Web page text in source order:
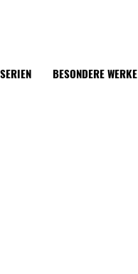
BESONDERE WERKE